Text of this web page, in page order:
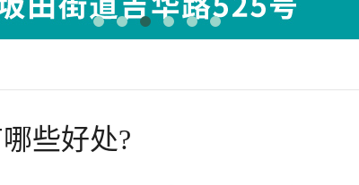
些好处?